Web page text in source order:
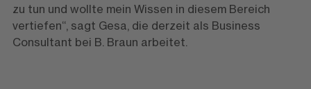
zu tun und wollte mein Wissen in diesem Bereich
vertiefen“, sagt Gesa, die derzeit als Business
Consultant bei B. Braun arbeitet.